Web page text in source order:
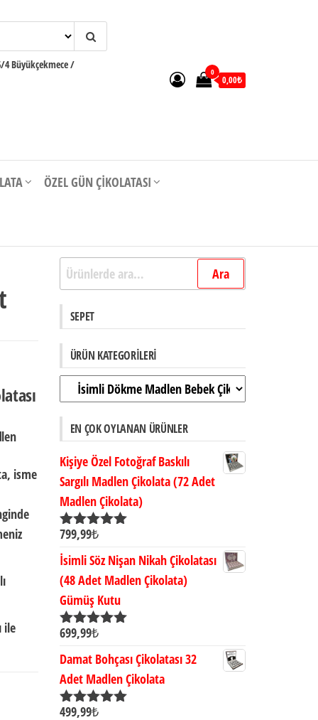
Büyükçekmece /
0
0,00₺
ÖZEL GÜN ÇIKOLATASI
isme
ile
Ara: Ara
SEPET
ÜRÜN KATEGORILERI
EN ÇOK OYLANAN ÜRÜNLER
Kişiye Özel Fotoğraf Baskılı
Sargılı Madlen Çikolata (72 Adet
Madlen Çikolata)
5 üzerinden
799,99₺
İsimli Söz Nişan Nikah Çikolatası
(48 Adet Madlen Çikolata)
Gümüş Kutu
5 üzerinden
699,99₺
Damat Bohçası Çikolatası 32
Adet Madlen Çikolata
5 üzerinden
499,99₺